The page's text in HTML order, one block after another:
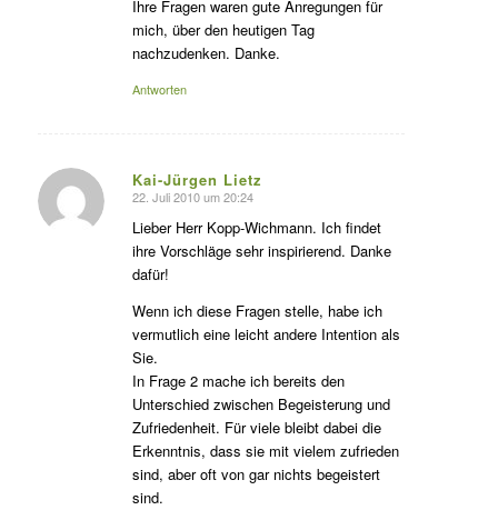
Ihre Fragen waren gute Anregungen für
mich, über den heutigen Tag
nachzudenken. Danke.
Antworten
Kai-Jürgen Lietz
s
agte:
22. Juli 2010 um 20:24
Lieber Herr Kopp-Wichmann. Ich findet
ihre Vorschläge sehr inspirierend. Danke
dafür!
Wenn ich diese Fragen stelle, habe ich
vermutlich eine leicht andere Intention als
Sie.
In Frage 2 mache ich bereits den
Unterschied zwischen Begeisterung und
Zufriedenheit. Für viele bleibt dabei die
Erkenntnis, dass sie mit vielem zufrieden
sind, aber oft von gar nichts begeistert
sind.